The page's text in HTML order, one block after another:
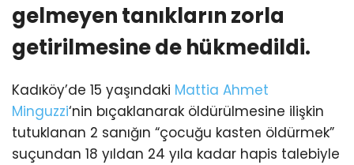
gelmeyen tanıkların zorla
getirilmesine de hükmedildi.
Kadıköy’de 15 yaşındaki Mattia Ahmet
Minguzzi‘nin bıçaklanarak öldürülmesine ilişkin
tutuklanan 2 sanığın “çocuğu kasten öldürmek”
suçundan 18 yıldan 24 yıla kadar hapis talebiyle